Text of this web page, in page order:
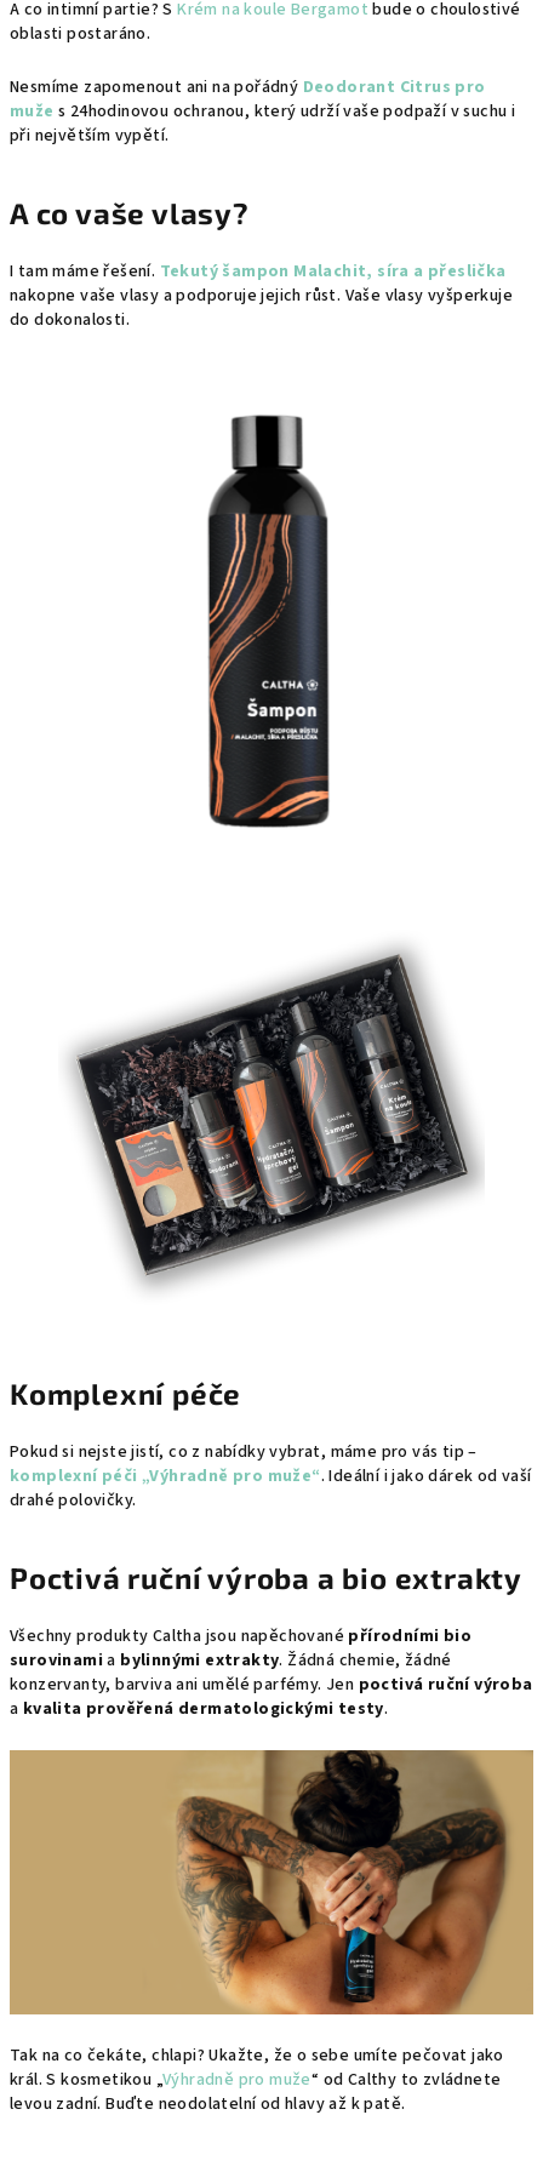
A co intimní partie? SKrém na koule Bergamot bude o choulostivé
oblasti postaráno.
Nesmíme zapomenout ani na pořádný Deodorant Citrus pro
muže s 24hodinovou ochranou, který udrží vaše podpaží v suchu i
při největším vypětí.
A co vaše vlasy?
I tam máme řešení. Tekutý šampon Malachit, síra a přeslička
nakopne vaše vlasy a podporuje jejich růst. Vaše vlasy vyšperkuje
do dokonalosti.
Komplexní péče
Pokud si nejste jistí, co z nabídky vybrat, máme pro vás tip –
komplexní péči „Výhradně pro muže“. Ideální i jako dárek od vaší
drahé polovičky.
Poctivá ruční výroba a bio extrakty
Všechny produkty Caltha jsou napěchované přírodními bio
surovinami a bylinnými extrakty. Žádná chemie, žádné
konzervanty, barviva ani umělé parfémy. Jen poctivá ruční výroba
a kvalita prověřená dermatologickými testy.
Tak na co čekáte, chlapi? Ukažte, že o sebe umíte pečovat jako
král. S kosmetikou „Výhradně pro muže“ od Calthy to zvládnete
levou zadní. Buďte neodolatelní od hlavy až k patě.